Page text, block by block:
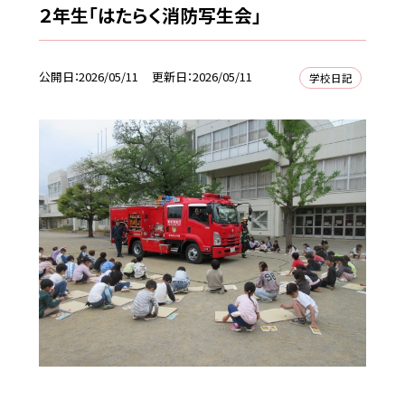
２年生「はたらく消防写生会」
公開日 2026/05/11 更新日 2026/05/11 学校日記